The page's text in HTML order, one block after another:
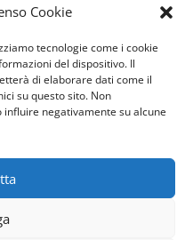
Cookie
tecnologie come i cookie
del dispositivo. Il
di elaborare dati come il
su questo sito. Non
negativamente su alcune
di condizionatori
intimato via wathsApp
recedere dal contratto
abbaia
Legale Avv. Dario